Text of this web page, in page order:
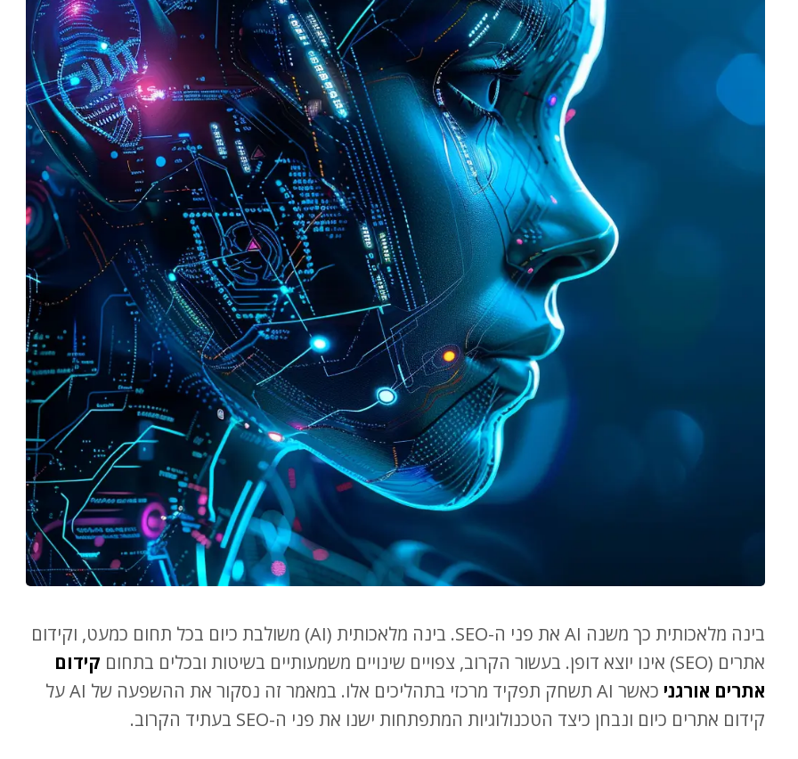
בינה מלאכותית כך משנה AI את פני ה-SEO. בינה מלאכותית (AI) משולבת כיום בכל תחום כמעט, וקידום
אתרים (SEO) אינו יוצא דופן. בעשור הקרוב, צפויים שינויים משמעותיים בשיטות ובכלים בתחום
קידום
אתרים אורגני
כאשר AI תשחק תפקיד מרכזי בתהליכים אלו. במאמר זה נסקור את ההשפעה של AI על
קידום אתרים כיום ונבחן כיצד הטכנולוגיות המתפתחות ישנו את פני ה-SEO בעתיד הקרוב.